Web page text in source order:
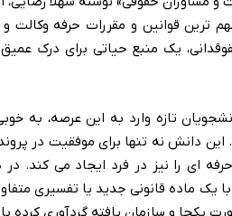
ترین قوانین و مقررات حرفه وکالت
یک منبع حیاتی برای درک
تازه وارد به این عرصه، به
دانش نه تنها برای موفقیت در
ای را نیز در فرد ایجاد می کند.
ماده قانونی جدید یا تفسیری
یکجا و سازمان یافته گردآوری